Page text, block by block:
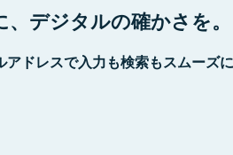
、デジタルの確かさを。
アドレスで入力も検索もスムーズ